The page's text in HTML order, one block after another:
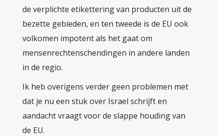
de verplichte etikettering van producten uit de
bezette gebieden, en ten tweede is de EU ook
volkomen impotent als het gaat om
mensenrechtenschendingen in andere landen
in de regio.
Ik heb overigens verder geen problemen met
dat je nu een stuk over Israel schrijft en
aandacht vraagt voor de slappe houding van
de EU.